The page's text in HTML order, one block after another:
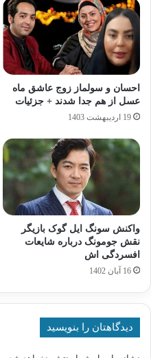
احسان و سولماز زوج عاشق ماه
عسل از هم جدا شدند + جزئیات
19 اردیبهشت 1403
واکنش سونگ ایل گوک بازیگر
نقش جومونگ درباره شایعات
افسردگی اش
16 آبان 1402
دیدگاهتان را بنویسید